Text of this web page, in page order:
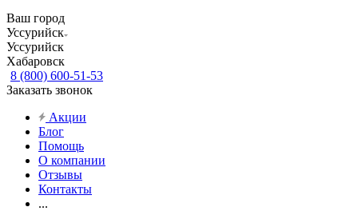
Ваш город
Уссурийск
Уссурийск
Хабаровск
8 (800) 600-51-53
Заказать звонок
Акции
Блог
Помощь
О компании
Отзывы
Контакты
...